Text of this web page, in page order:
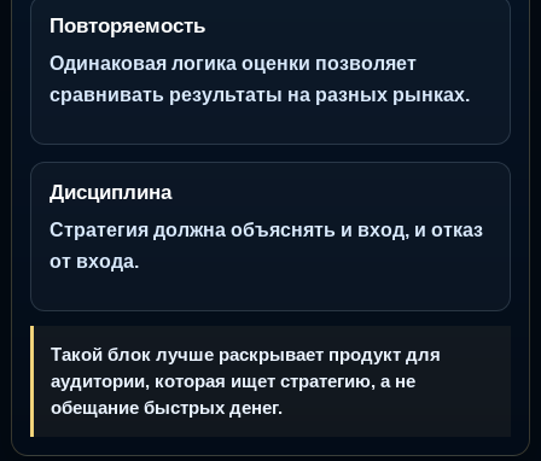
Повторяемость
Одинаковая логика оценки позволяет
сравнивать результаты на разных рынках.
Дисциплина
Стратегия должна объяснять и вход, и отказ
от входа.
Такой блок лучше раскрывает продукт для
аудитории, которая ищет стратегию, а не
обещание быстрых денег.